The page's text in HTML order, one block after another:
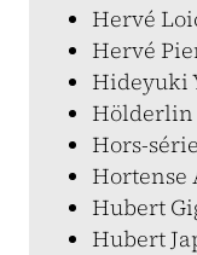
Hervé
Hervé
Hideyuki
Hölderlin
Hors-
Hortense
Hubert
Hubert